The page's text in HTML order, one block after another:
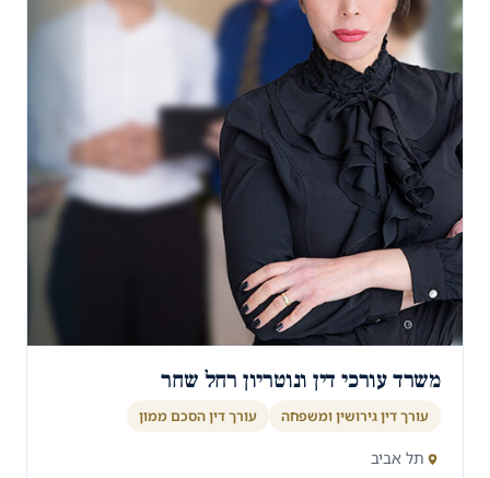
משרד עורכי דין ונוטריון רחל שחר
עורך דין גירושין ומשפחה עורך דין הסכם ממון
תל אביב